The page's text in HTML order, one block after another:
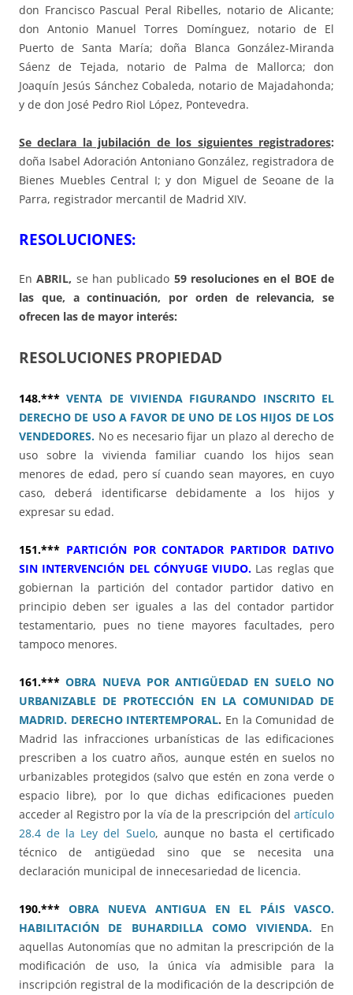
don Francisco Pascual Peral Ribelles, notario de Alicante;
don Antonio Manuel Torres Domínguez, notario de El
Puerto de Santa María; doña Blanca González-Miranda
Sáenz de Tejada, notario de Palma de Mallorca; don
Joaquín Jesús Sánchez Cobaleda, notario de Majadahonda;
y de don José Pedro Riol López, Pontevedra.
Se declara la jubilación de los siguientes registradores:
doña Isabel Adoración Antoniano González, registradora de
Bienes Muebles Central I; y don Miguel de Seoane de la
Parra, registrador mercantil de Madrid XIV.
RESOLUCIONES:
EnABRIL, se han publicado 59resoluciones en el BOE de
las que, a continuación, por orden de relevancia, se
ofrecen las de mayor interés:
RESOLUCIONES PROPIEDAD
148.*** VENTA DE VIVIENDA FIGURANDO INSCRITO EL
DERECHO DE USO A FAVOR DE UNO DE LOS HIJOS DE LOS
VENDEDORES. No es necesario fijar un plazo al derecho de
uso sobre la vivienda familiar cuando los hijos sean
menores de edad, pero sí cuando sean mayores, en cuyo
caso, deberá identificarse debidamente a los hijos y
expresar su edad.
151.*** PARTICIÓN POR CONTADOR PARTIDOR DATIVO
SIN INTERVENCIÓN DEL CÓNYUGE VIUDO. Las reglas que
gobiernan la partición del contador partidor dativo en
principio deben ser iguales a las del contador partidor
testamentario, pues no tiene mayores facultades, pero
tampoco menores.
161.*** OBRA NUEVA POR ANTIGÜEDAD EN SUELO NO
URBANIZABLE DE PROTECCIÓN EN LA COMUNIDAD DE
MADRID. DERECHO INTERTEMPORAL. En la Comunidad de
Madrid las infracciones urbanísticas de las edificaciones
prescriben a los cuatro años, aunque estén en suelos no
urbanizables protegidos (salvo que estén en zona verde o
espacio libre), por lo que dichas edificaciones pueden
acceder al Registro por la vía de la prescripción del artículo
28.4 de la Ley del Suelo, aunque no basta el certificado
técnico de antigüedad sino que se necesita una
declaración municipal de innecesariedad de licencia.
190.*** OBRA NUEVA ANTIGUA EN EL PÁIS VASCO.
HABILITACIÓN DE BUHARDILLA COMO VIVIENDA.En
aquellas Autonomías que no admitan la prescripción de la
modificación de uso, la única vía admisible para la
inscripción registral de la modificación de la descripción de